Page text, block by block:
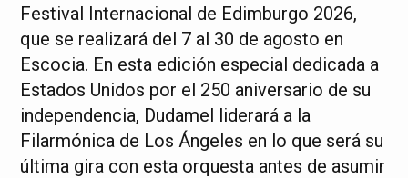
Festival Internacional de Edimburgo 2026,
que se realizará del 7 al 30 de agosto en
Escocia. En esta edición especial dedicada a
Estados Unidos por el 250 aniversario de su
independencia, Dudamel liderará a la
Filarmónica de Los Ángeles en lo que será su
última gira con esta orquesta antes de asumir